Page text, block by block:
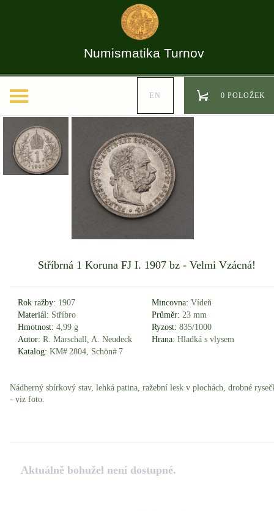
Numismatika Turnov
EN 0 POLOŽEK
Stříbrná 1 Koruna FJ I. 1907 bz - Velmi Vzácná!
Rok ražby: 1907 Mincovna: Vídeň
Materiál: Stříbro Průměr: 23 mm
Hmotnost: 4,99 g Ryzost: 835/1000
Autor: R. Marschall, A. Neudeck Hrana: Hladká s vlysem
Katalog: KM# 2804, Schön# 7
Nádherný sbírkový stav, lehká patina, ražební lesk v plochách, drobné
- viz foto.
Aktuálně bohužel není dostupné.